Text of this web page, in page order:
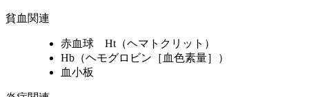
貧血関連
赤血球 Ht（ヘマトクリット）
Hb（ヘモグロビン［血色素量］）
血小板